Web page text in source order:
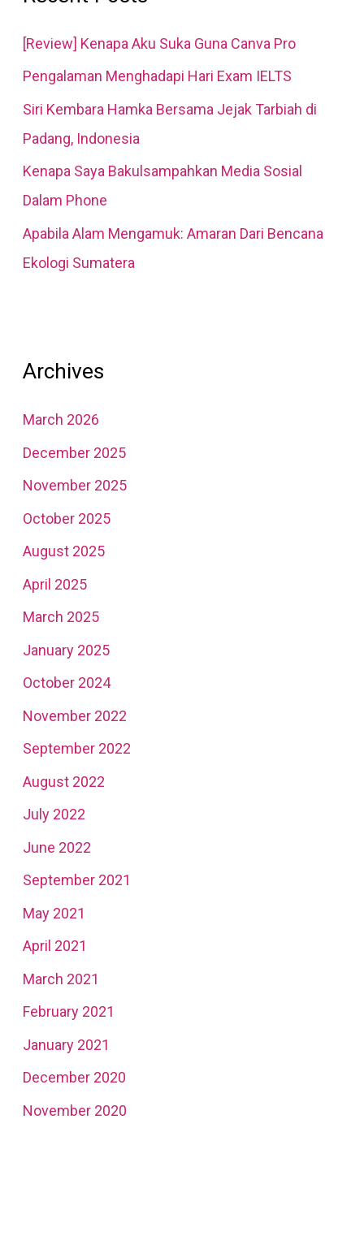
f
o
r
:
[Review] Kenapa Aku Suka Guna Canva Pro
Pengalaman Menghadapi Hari Exam IELTS
Siri Kembara Hamka Bersama Jejak Tarbiah di
Padang, Indonesia
Kenapa Saya Bakulsampahkan Media Sosial
Dalam Phone
Apabila Alam Mengamuk: Amaran Dari Bencana
Ekologi Sumatera
Archives
March 2026
December 2025
November 2025
October 2025
August 2025
April 2025
March 2025
January 2025
October 2024
November 2022
September 2022
August 2022
July 2022
June 2022
September 2021
May 2021
April 2021
March 2021
February 2021
January 2021
December 2020
November 2020